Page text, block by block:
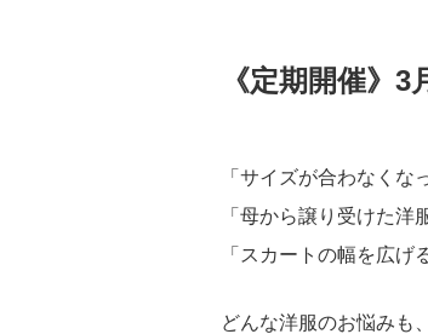
《定期開催》
「サイズが合わなくな
「母から譲り受けた洋
「スカートの幅を広げ
どんな洋服のお悩みも